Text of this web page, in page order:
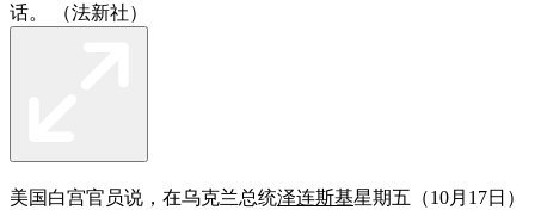
话。 （法新社）
美国白宫官员说，在乌克兰总统泽连斯基星期五（10月17日）